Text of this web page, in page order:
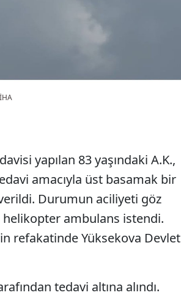
İHA
yapılan 83 yaşındaki A.K.,
amacıyla üst basamak bir
Durumun aciliyeti göz
ambulans istendi.
refakatinde Yüksekova Devlet
tedavi altına alındı.